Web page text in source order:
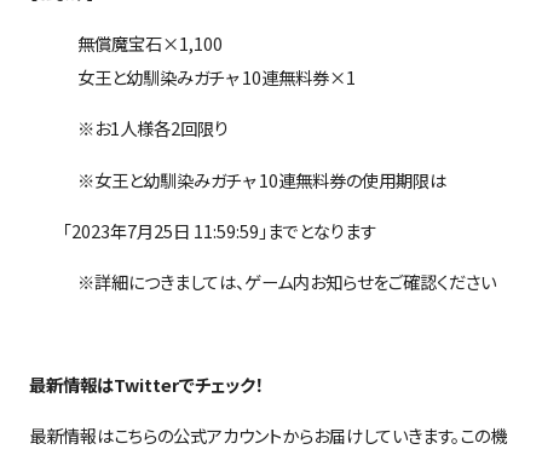
無償魔宝石×1,100
女王と幼馴染みガチャ 10連無料券×1
※お1人様各2回限り
※女王と幼馴染みガチャ10連無料券の使用期限は
「2023年7月25日 11:59:59」までとなります
※詳細につきましては、ゲーム内お知らせをご確認ください
最新情報はTwitterでチェック！
最新情報はこちらの公式アカウントからお届けしていきます。この機